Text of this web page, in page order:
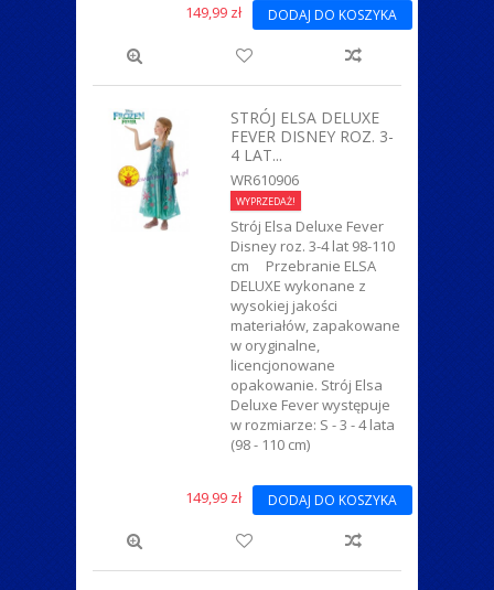
149,99 zł DODAJ DO KOSZYKA
STRÓJ ELSA DELUXE
FEVER DISNEY ROZ. 3-
4 LAT...
WR610906
WYPRZEDAŻ!
Strój Elsa Deluxe Fever
Disney roz. 3-4 lat 98-110
cm Przebranie ELSA
DELUXE wykonane z
wysokiej jakości
materiałów, zapakowane
w oryginalne,
licencjonowane
opakowanie. Strój Elsa
Deluxe Fever występuje
w rozmiarze: S - 3 - 4 lata
(98 - 110 cm)
149,99 zł DODAJ DO KOSZYKA